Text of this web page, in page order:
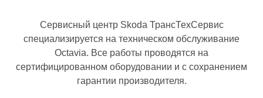
Сервисный центр Skoda ТрансТехСервис
специализируется на техническом обслуживание
Octavia. Все работы проводятся на
сертифицированном оборудовании и с сохранением
гарантии производителя.